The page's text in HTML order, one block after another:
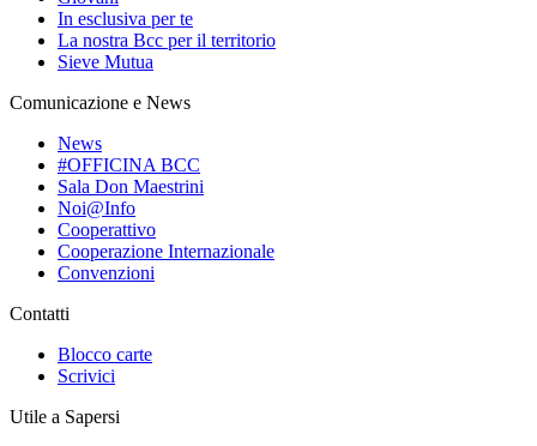
In esclusiva per te
La nostra Bcc per il territorio
Sieve Mutua
Comunicazione e News
News
#OFFICINA BCC
Sala Don Maestrini
Noi@Info
Cooperattivo
Cooperazione Internazionale
Convenzioni
Contatti
Blocco carte
Scrivici
Utile a Sapersi